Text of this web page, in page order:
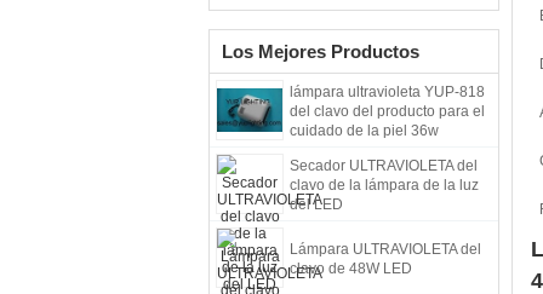
Los Mejores Productos
lámpara ultravioleta YUP-818
del clavo del producto para el
cuidado de la piel 36w
Secador ULTRAVIOLETA del
clavo de la lámpara de la luz
del LED
Lámpara ULTRAVIOLETA del
clavo de 48W LED